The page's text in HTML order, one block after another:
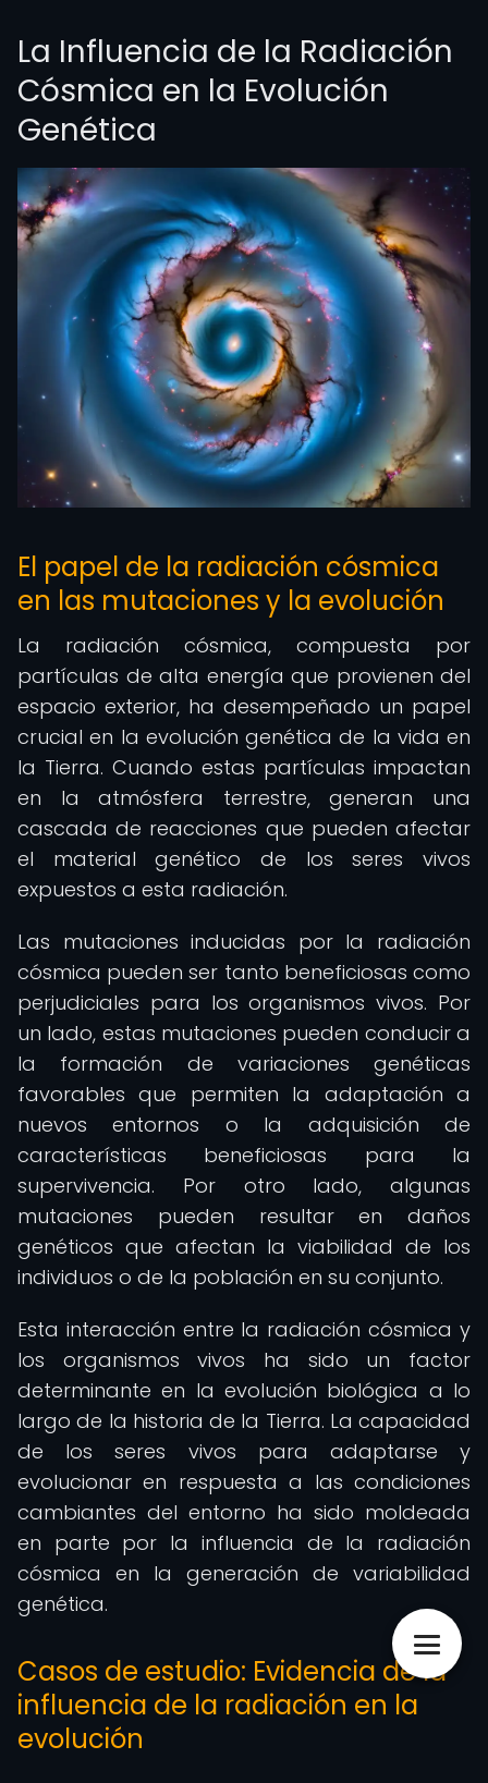
La Influencia de la Radiación
Cósmica en la Evolución
Genética
El papel de la radiación cósmica
en las mutaciones y la evolución
La radiación cósmica, compuesta por
partículas de alta energía que provienen del
espacio exterior, ha desempeñado un papel
crucial en la evolución genética de la vida en
la Tierra. Cuando estas partículas impactan
en la atmósfera terrestre, generan una
cascada de reacciones que pueden afectar
el material genético de los seres vivos
expuestos a esta radiación.
Las mutaciones inducidas por la radiación
cósmica pueden ser tanto beneficiosas como
perjudiciales para los organismos vivos. Por
un lado, estas mutaciones pueden conducir a
la formación de variaciones genéticas
favorables que permiten la adaptación a
nuevos entornos o la adquisición de
características beneficiosas para la
supervivencia. Por otro lado, algunas
mutaciones pueden resultar en daños
genéticos que afectan la viabilidad de los
individuos o de la población en su conjunto.
Esta interacción entre la radiación cósmica y
los organismos vivos ha sido un factor
determinante en la evolución biológica a lo
largo de la historia de la Tierra. La capacidad
de los seres vivos para adaptarse y
evolucionar en respuesta a las condiciones
cambiantes del entorno ha sido moldeada
en parte por la influencia de la radiación
cósmica en la generación de variabilidad
genética.
Casos de estudio: Evidencia de la
influencia de la radiación en la
evolución